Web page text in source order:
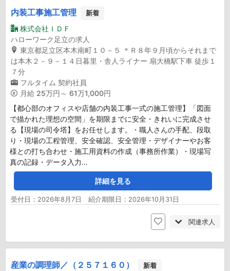
内装工事施工管理 新着
株式会社ＩＤＦ
ハローワーク足立の求人
東京都足立区本木南町１０－５ ＊Ｒ８年９月頃からそれまで
は本木２－９－１４日暮里・舎人ライナー 扇大橋駅下車 徒歩１
７分
フルタイム 契約社員
月給 25万円～ 61万1,000円
【都心部のオフィスや店舗の内装工事一式の施工管理】「図面
で描かれた理想の空間」を期限までに安全・きれいに完成させ
る【現場の司令塔】をお任せします。・職人さんの手配、段取
り・現場の工程管理、安全確認、安全管理・デザイナーやお客
様との打ち合わせ・施工用資料の作成（事務所作業）・現場写
真の記録・データ入力…
詳細を見る
受付日：2026年8月7日 紹介期限日：2026年10月31日
関連求人
産業の調理師／（２５７１６０） 新着